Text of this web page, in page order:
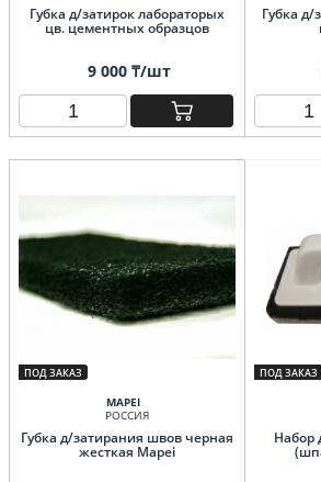
Губка д/затирок лабораторых
цв. цементных образцов
9 000 ₸/шт
Губка д/
ПОД ЗАКАЗ
MAPEI
РОССИЯ
Губка д/затирания швов черная
жесткая Mapei
ПОД ЗАКАЗ
Набор